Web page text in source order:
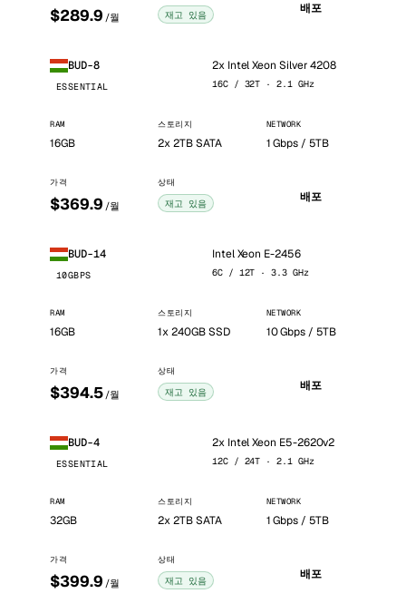
$289.9 /월 재고 있음 배포
BUD-8
ESSENTIAL
2x Intel Xeon Silver 4208
16C / 32T · 2.1 GHz
RAM
16GB
스토리지
2x 2TB SATA
NETWORK
1 Gbps / 5TB
가격
$369.9 /월
상태
재고 있음 배포
BUD-14
10GBPS
Intel Xeon E-2456
6C / 12T · 3.3 GHz
RAM
16GB
스토리지
1x 240GB SSD
NETWORK
10 Gbps / 5TB
가격
$394.5 /월
상태
재고 있음 배포
BUD-4
ESSENTIAL
2x Intel Xeon E5-2620v2
12C / 24T · 2.1 GHz
RAM
32GB
스토리지
2x 2TB SATA
NETWORK
1 Gbps / 5TB
가격
$399.9 /월
상태
재고 있음 배포